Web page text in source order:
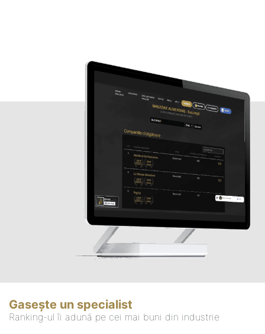
Gasește un specialist
Ranking-ul îi adună pe cei mai buni din industrie